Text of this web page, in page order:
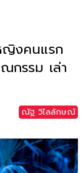
ญิงคนแรก
กรรม เล่า
ณัฐ วิไลลักษณ์